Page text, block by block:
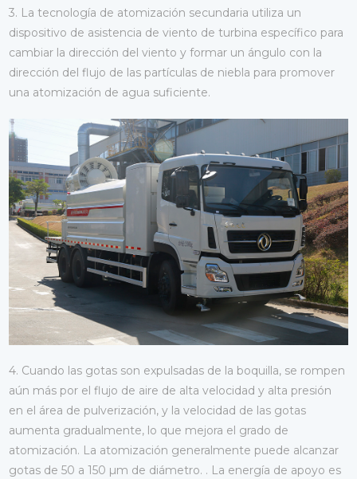
3. La tecnología de atomización secundaria utiliza un
dispositivo de asistencia de viento de turbina específico para
cambiar la dirección del viento y formar un ángulo con la
dirección del flujo de las partículas de niebla para promover
una atomización de agua suficiente.
4. Cuando las gotas son expulsadas de la boquilla, se rompen
aún más por el flujo de aire de alta velocidad y alta presión
en el área de pulverización, y la velocidad de las gotas
aumenta gradualmente, lo que mejora el grado de
atomización. La atomización generalmente puede alcanzar
gotas de 50 a 150 µm de diámetro. . La energía de apoyo es